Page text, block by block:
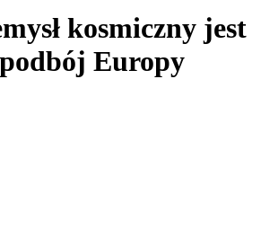
kosmiczny jest
Europy